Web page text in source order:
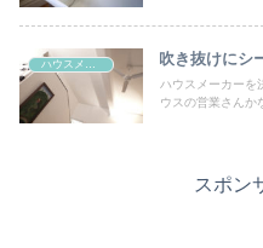
吹き抜けにシ
ハウスメーカーを
ウスの営業さんか
スポン